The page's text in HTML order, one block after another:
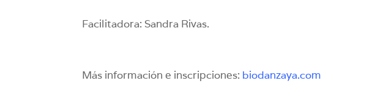
Facilitadora: Sandra Rivas.
Más información e inscripciones: biodanzaya.com